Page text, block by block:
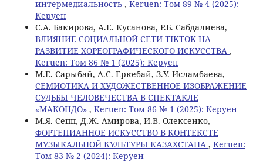
интермедиальность , Keruen: Том 89 № 4 (2025):
Керуен
С.А. Бакирова, А.Е. Кусанова, Р.Б. Сабдалиева,
ВЛИЯНИЕ СОЦИАЛЬНОЙ СЕТИ TIKTOK НА
РАЗВИТИЕ ХОРЕОГРАФИЧЕСКОГО ИСКУССТВА ,
Keruen: Том 86 № 1 (2025): Керуен
M.E. Сарыбай, А.С. Еркебай, З.У. Исламбаева,
СЕМИОТИКА И ХУДОЖЕСТВЕННОЕ ИЗОБРАЖЕНИЕ
СУДЬБЫ ЧЕЛОВЕЧЕСТВА В СПЕКТАКЛЕ
«МАКОНДО» , Keruen: Том 86 № 1 (2025): Керуен
M.Я. Сепп, Д.Ж. Амирова, И.В. Олексенко,
ФОРТЕПИАННОЕ ИСКУССТВО В КОНТЕКСТЕ
МУЗЫКАЛЬНОЙ КУЛЬТУРЫ КАЗАХСТАНА , Keruen:
Том 83 № 2 (2024): Керуен